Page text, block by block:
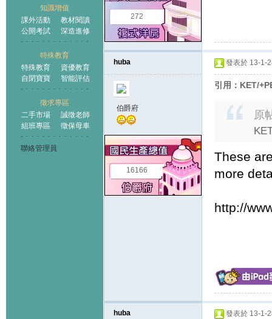
知識增值
課外活動
教材閱讀
公開考試
深造進修
特殊教育
特殊教育
資優教育
自閉寶寶
智能評估
徵求專區
二手市場
誠徵老師
組班專區
徵保母車
聯絡管理員
272
huba
伯爵府
16166
發表於 13-1-
引用：KET/
原
These
more
http://
huba 發表於 13-1-